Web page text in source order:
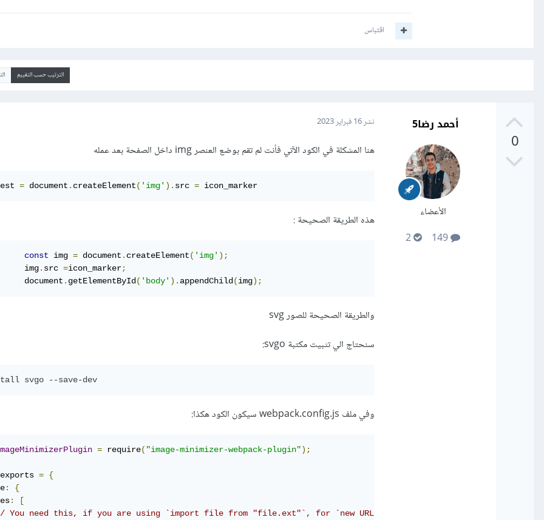
اقتباس
الترتيب حسب التقييم
0
أحمد رضا5
الأعضاء
نشر16 فبراير 2023
هنا المشكلة في الكود الآتي فأنت لم تقم بوضع العنصر img داخل الصفحة بعد عمله
= document . createElement( 'img' ). src = icon_marker
هذه الطريقة الصحيحة:
const img = document . createElement( 'img' );
img
. src =icon_marker;
document
. getElementById ( 'body' ). appendChild (img);
والطريقة الصحيحة للصور svg
سنحتاج الي تثبيت مكتبة svgo:
svgo --save-dev
وفي ملف webpack.config.js سيكون الكود هكذا:
= require( "image-minimizer-webpack-plugin");
exports = {
:
{
:
[
You need this, if you are using `import file from "file.ext"`, for `new URL(...)` syntax you don't need it